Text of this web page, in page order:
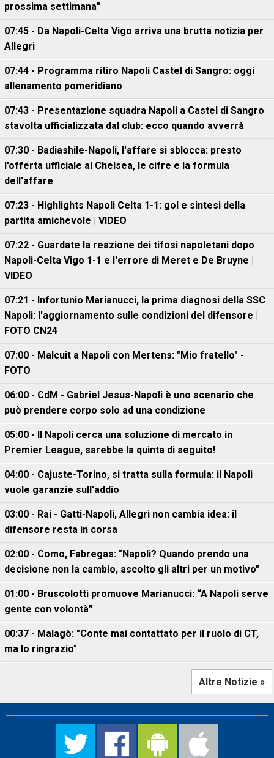
prossima settimana"
07:45 - Da Napoli-Celta Vigo arriva una brutta notizia per
Allegri
07:44 - Programma ritiro Napoli Castel di Sangro: oggi
allenamento pomeridiano
07:43 - Presentazione squadra Napoli a Castel di Sangro
stavolta ufficializzata dal club: ecco quando avverrà
07:30 - Badiashile-Napoli, l'affare si sblocca: presto
l'offerta ufficiale al Chelsea, le cifre e la formula
dell'affare
07:23 - Highlights Napoli Celta 1-1: gol e sintesi della
partita amichevole | VIDEO
07:22 - Guardate la reazione dei tifosi napoletani dopo
Napoli-Celta Vigo 1-1 e l'errore di Meret e De Bruyne |
VIDEO
07:21 - Infortunio Marianucci, la prima diagnosi della SSC
Napoli: l'aggiornamento sulle condizioni del difensore |
FOTO CN24
07:00 - Malcuit a Napoli con Mertens: "Mio fratello" -
FOTO
06:00 - CdM - Gabriel Jesus-Napoli è uno scenario che
può prendere corpo solo ad una condizione
05:00 - Il Napoli cerca una soluzione di mercato in
Premier League, sarebbe la quinta di seguito!
04:00 - Cajuste-Torino, si tratta sulla formula: il Napoli
vuole garanzie sull'addio
03:00 - Rai - Gatti-Napoli, Allegri non cambia idea: il
difensore resta in corsa
02:00 - Como, Fabregas: "Napoli? Quando prendo una
decisione non la cambio, ascolto gli altri per un motivo"
01:00 - Bruscolotti promuove Marianucci: “A Napoli serve
gente con volontà”
00:37 - Malagò: "Conte mai contattato per il ruolo di CT,
ma lo ringrazio"
Altre Notizie »